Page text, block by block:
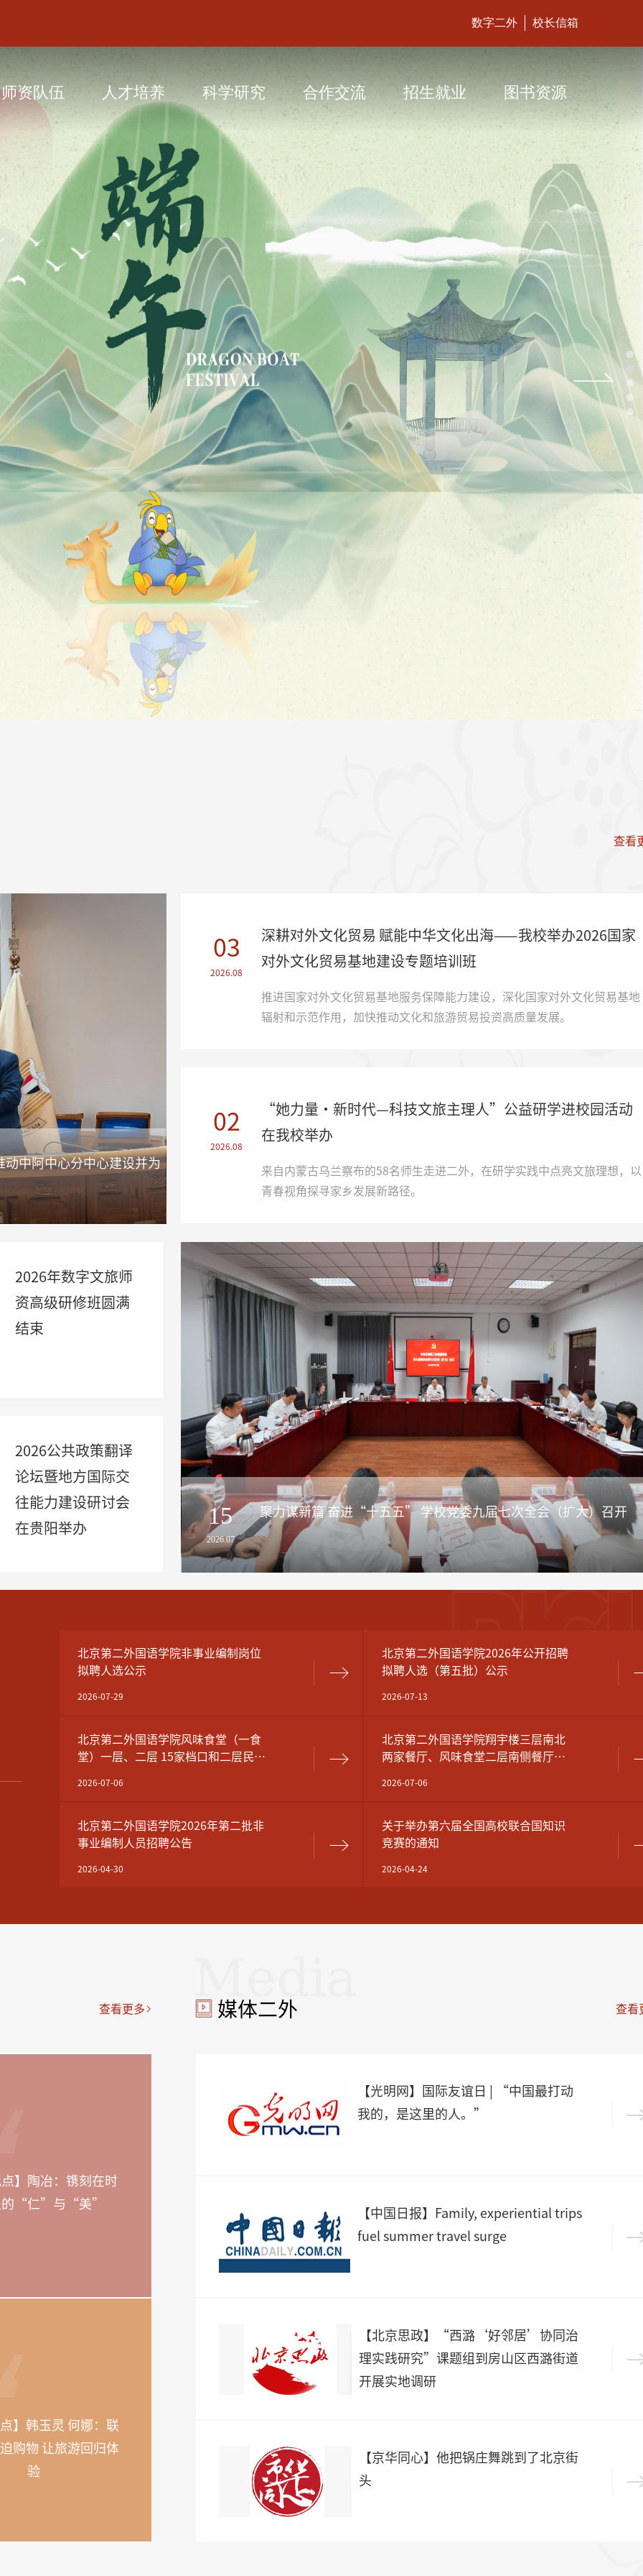
数字二外 校长信箱
师资队伍 人才培养 科学研究 合作交流 招生就业 图书资源
查看
03
2026.08
深耕对外文化贸易 赋能中华文化出海——我校举办2026国家
对外文化贸易基地建设专题培训班
推进国家对外文化贸易基地服务保障能力建设，深化国家对外文化贸易基地
辐射和示范作用，加快推动文化和旅游贸易投资高质量发展。
02
2026.08
“她力量・新时代—科技文旅主理人”公益研学进校园活动
在我校举办
来自内蒙古乌兰察布的58名师生走进二外，在研学实践中点亮文旅理想，以
青春视角探寻家乡发展新路径。
2026年数字文旅师
资高级研修班圆满
结束
2026公共政策翻译
论坛暨地方国际交
往能力建设研讨会
在贵阳举办
15
2026.07
聚力谋新篇 奋进“十五五” 学校党委九届七次全会（扩大）召开
北京第二外国语学院非事业编制岗位
拟聘人选公示
2026-07-29
北京第二外国语学院2026年公开招聘
拟聘人选（第五批）公示
2026-07-13
北京第二外国语学院风味食堂（一食
堂）一层、二层 15家档口和二层民族
2026-07-06
​北京第二外国语学院翔宇楼三层南北
两家餐厅、风味食堂二层南侧餐厅公
2026-07-06
北京第二外国语学院2026年第二批非
事业编制人员招聘公告
2026-04-30
关于举办第六届全国高校联合国知识
竞赛的通知
2026-04-24
查看更多
】陶冶：镌刻在时
的“仁”与“美”
】韩玉灵 何娜：联
购物 让旅游回归体
验
媒体二外 查看
​【光明网】国际友谊日 | “中国最打动
我的，是这里的人。”
​【中国日报】Family, experiential trips
fuel summer travel surge
【北京思政】“西潞‘好邻居’协同治
理实践研究”课题组到房山区西潞街道
开展实地调研
​【京华同心】他把锅庄舞跳到了北京街
头